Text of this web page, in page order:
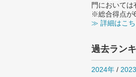
門においては
※総合得点が
≫ 詳細はこち
過去ラン
2024年 /